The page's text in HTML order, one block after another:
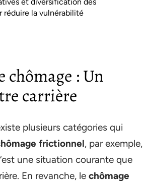
réduire la vulnérabilité
chômage : Un
carrière
plusieurs catégories qui
frictionnel, par exemple,
une situation courante que
En revanche, le chômage